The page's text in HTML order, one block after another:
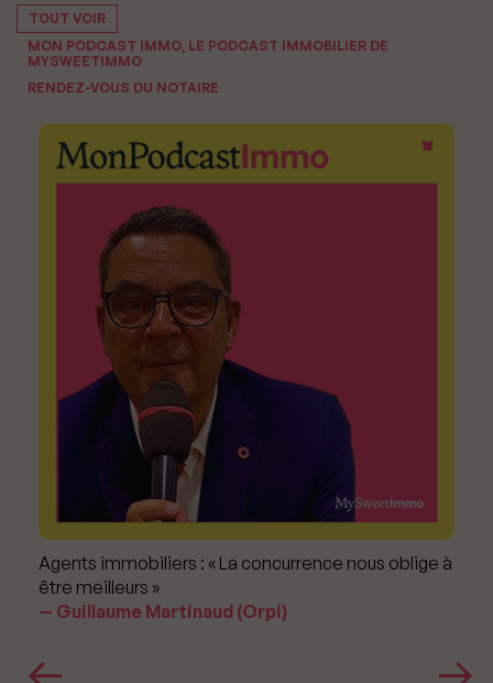
TOUT VOIR
MON PODCAST IMMO, LE PODCAST IMMOBILIER DE
MYSWEETIMMO
RENDEZ-VOUS DU NOTAIRE
Agents immobiliers : « La concurrence nous oblige à
être meilleurs »
Guillaume Martinaud (Orpi)